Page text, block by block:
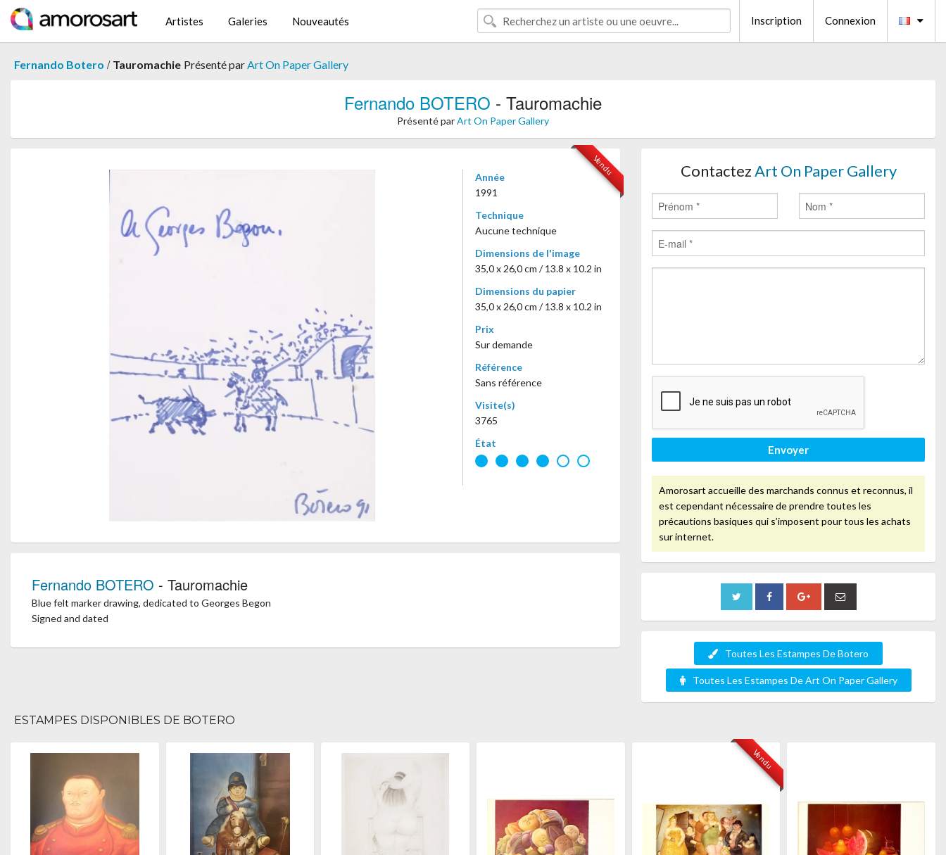
Artistes Galeries Nouveautés Inscription Connexion
Fernando Botero / Tauromachie Présenté parArt On Paper Gallery
Fernando BOTERO - Tauromachie
Présenté parArt On Paper Gallery
Vendu
Année
1991
Technique
Aucune technique
Dimensions de l'image
35,0 x 26,0 cm / 13.8 x 10.2 in
Dimensions du papier
35,0 x 26,0 cm / 13.8 x 10.2 in
Prix
Sur demande
Référence
Sans référence
Visite(s)
3765
État
Fernando BOTERO - Tauromachie
Blue felt marker drawing, dedicated to Georges Begon
Signed and dated
ContactezArt On Paper Gallery
Envoyer
Amorosart accueille des marchands connus et reconnus, il
est cependant nécessaire de prendre toutes les
précautions basiques qui s’imposent pour tous les achats
sur internet.
Toutes Les Estampes De Botero
Toutes Les Estampes De Art On Paper Gallery
ESTAMPES DISPONIBLES DE BOTERO
Vendu